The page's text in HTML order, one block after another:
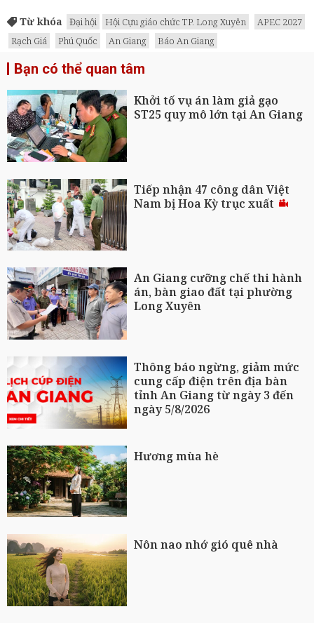
Từ khóa Đại hội Hội Cựu giáo chức TP. Long Xuyên
APEC 2027
Rạch Giá
Phú Quốc An Giang Báo An Giang
Bạn có thể quan tâm
Khởi tố vụ án làm giả gạo
ST25 quy mô lớn tại An Giang
Tiếp nhận 47 công dân Việt
Nam bị Hoa Kỳ trục xuất
An Giang cưỡng chế thi hành
án, bàn giao đất tại phường
Long Xuyên
Thông báo ngừng, giảm mức
cung cấp điện trên địa bàn
tỉnh An Giang từ ngày 3 đến
ngày 5/8/2026
Hương mùa hè
Nôn nao nhớ gió quê nhà